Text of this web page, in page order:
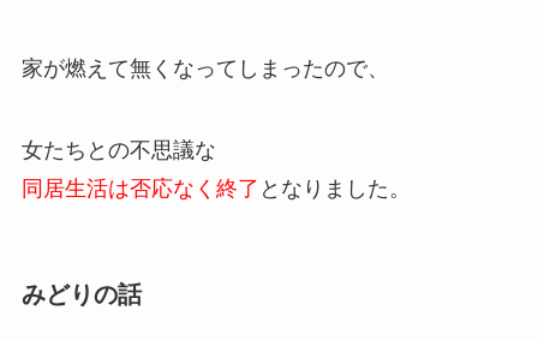
家が燃えて無くなってしまったので、
女たちとの不思議な
同居生活は否応なく終了 となりました。
みどりの話